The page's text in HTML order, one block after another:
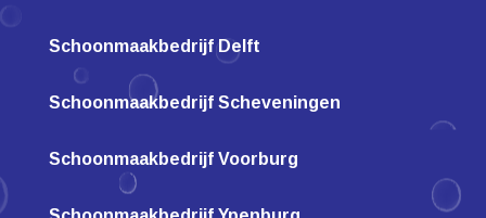
Schoonmaakbedrijf Delft
Schoonmaakbedrijf Scheveningen
Schoonmaakbedrijf Voorburg